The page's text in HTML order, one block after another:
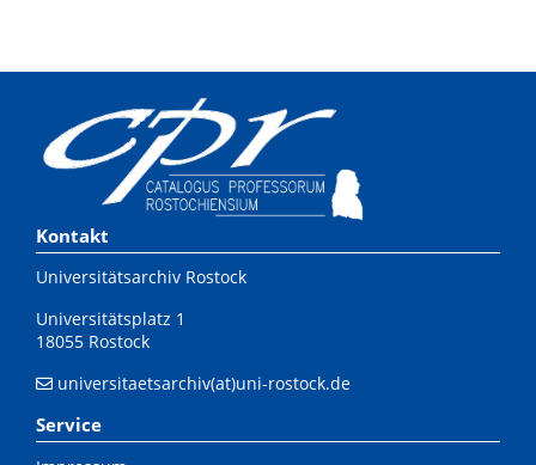
Kontakt
Universitätsarchiv Rostock
Universitätsplatz 1
18055 Rostock
universitaetsarchiv(at)uni-rostock.de
Service